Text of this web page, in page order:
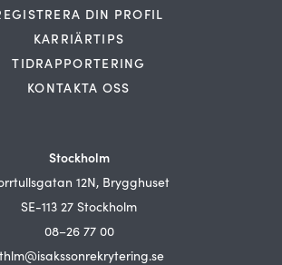
DIN PROFIL
KARRIÄRTIPS
TIDRAPPORTERING
KONTAKTA OSS
Stockholm
12N, Brygghuset
SE-113 27 Stockholm
08–26 77 00